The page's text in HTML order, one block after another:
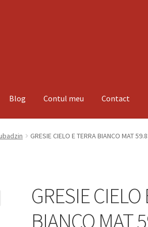
Blog Contul meu Contact
noiInformatii MagazinPlată
GRESIE CIELO E TERRA BIANCO MAT
GRESIE CIELO
BIANCO MAT